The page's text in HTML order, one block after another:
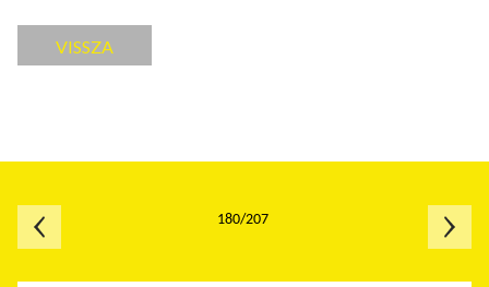
VISSZA
180/207